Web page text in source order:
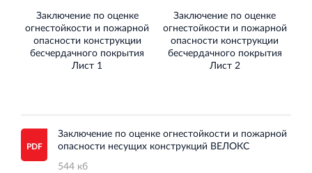
Торговый комплекс НОРД в Кингисеппе
Современный торговый комплекс в центре города
Кингисепп
Испытательный комплекс ПКТИ
Заключение по оценке
огнестойкости и пожарной
опасности конструкции
бесчердачного покрытия
Лист 1
Заключение по оценке
огнестойкости и пожарной
опасности конструкции
бесчердачного покрытия
Лист 2
Заключение по оценке огнестойкости и пожарной
опасности несущих конструкций ВЕЛОКС
544 кб